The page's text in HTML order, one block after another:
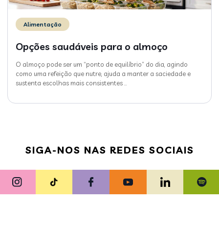
Alimentação
Opções saudáveis para o almoço
O almoço pode ser um “ponto de equilíbrio” do dia, agindo
como uma refeição que nutre, ajuda a manter a saciedade e
sustenta escolhas mais consistentes…
SIGA-NOS NAS REDES SOCIAIS